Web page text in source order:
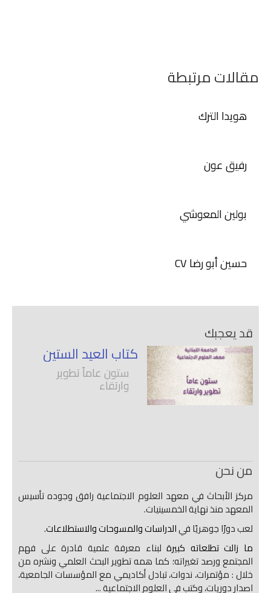
مقالات مرتبطة
هويدا الترك
رفيق عون
بولين المعوشي
حسين أبو رضا CV
قد يعجبك
كتاب العيد الستين
ستون عاماً تطوير
وارتقاء
من نحن
مركز الأبحاث في معهد العلوم الاجتماعية رافق وجوده تأسيس
المعهد منذ نهاية الخمسينيات.
لعب دورًا جوهريًا فيالدراسات والمسوحات والاستطلاعات.
ما زالت تطلعاته كبيرة لبناء معرفة علمية قادرة على فهم
المجتمع ورصد تغيراته؛ كما همه تطوير البحث العلمي ونشره من
خلال : مؤتمرات، ندوات، تبادل أكاديمي مع المؤسسات الجامعية،
اصدار دوريات، وكتب في العلوم الاجتماعية ...